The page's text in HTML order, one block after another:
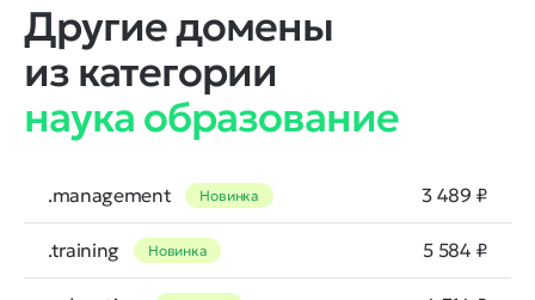
Другие домены
из категории
наука образование
.management Новинка 3 489 ₽
.training Новинка 5 584 ₽